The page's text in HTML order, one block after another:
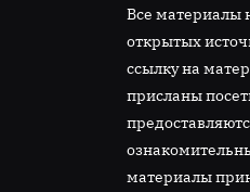
Все материалы
открытых
ссылку на
присланы
материалы